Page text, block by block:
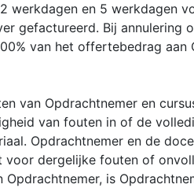
werkdagen en 5 werkdagen
gefactureerd. Bij annulering
van het offertebedrag aan
van Opdrachtnemer en
van fouten in of de
Opdrachtnemer en de
dergelijke fouten of
is